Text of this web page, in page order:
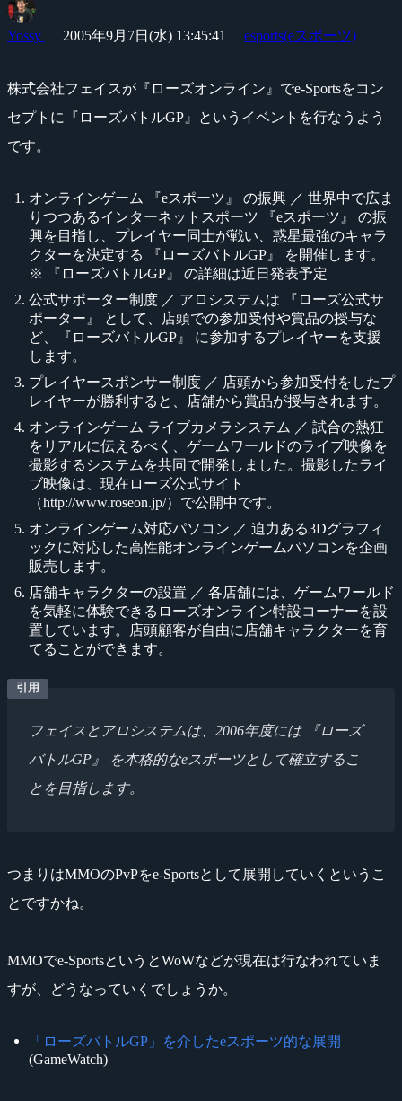
Yossy 2005年9月7日(水) 13:45:41 esports(eスポーツ)
株式会社フェイスが『ローズオンライン』でe-Sportsをコン
セプトに『ローズバトルGP』というイベントを行なうよう
です。
オンラインゲーム 『eスポーツ』 の振興 ／ 世界中で広ま
りつつあるインターネットスポーツ 『eスポーツ』 の振
興を目指し、プレイヤー同士が戦い、惑星最強のキャラ
クターを決定する 『ローズバトルGP』 を開催します。
※ 『ローズバトルGP』 の詳細は近日発表予定
公式サポーター制度 ／ アロシステムは 『ローズ公式サ
ポーター』 として、店頭での参加受付や賞品の授与な
ど、『ローズバトルGP』 に参加するプレイヤーを支援
します。
プレイヤースポンサー制度 ／ 店頭から参加受付をしたプ
レイヤーが勝利すると、店舗から賞品が授与されます。
オンラインゲーム ライブカメラシステム ／ 試合の熱狂
をリアルに伝えるべく、ゲームワールドのライブ映像を
撮影するシステムを共同で開発しました。撮影したライ
ブ映像は、現在ローズ公式サイト
（http://www.roseon.jp/）で公開中です。
オンラインゲーム対応パソコン ／ 迫力ある3Dグラフィ
ックに対応した高性能オンラインゲームパソコンを企画
販売します。
店舗キャラクターの設置 ／ 各店舗には、ゲームワールド
を気軽に体験できるローズオンライン特設コーナーを設
置しています。店頭顧客が自由に店舗キャラクターを育
てることができます。
フェイスとアロシステムは、2006年度には 『ローズ
バトルGP』 を本格的なeスポーツとして確立するこ
とを目指します。
つまりはMMOのPvPをe-Sportsとして展開していくというこ
とですかね。
MMOでe-SportsというとWoWなどが現在は行なわれていま
すが、どうなっていくでしょうか。
「ローズバトルGP」を介したeスポーツ的な展開
(GameWatch)